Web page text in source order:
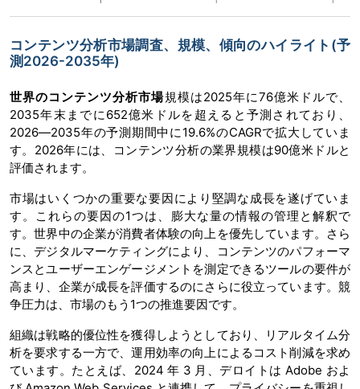
コンテンツ分析市場調査、規模、傾向のハイライト(予
測2026-2035年)
世界のコンテンツ分析市場規模は2025年に76億米ドルで、
2035年末までに652億米ドルを超えると予測されており、
2026―2035年の予測期間中に19.6%のCAGRで拡大していま
す。2026年には、コンテンツ分析の業界規模は90億米ドルと
評価されます。
市場はいくつかの重要な要因により堅調な成長を遂げていま
す。これらの要因の1つは、膨大な量の情報の管理と解釈で
す。世界中の企業が消費者体験の向上を優先しています。さら
に、デジタルマーケティングにより、コンテンツのパフォーマ
ンスとユーザーエンゲージメントを測定できるツールの要件が
高まり、企業が成長を評価するのにさらに役立っています。競
争圧力は、市場のもう1つの推進要因です。
組織は戦略的優位性を獲得しようとしており、リアルタイム分
析を要求する一方で、運用効率の向上によるコスト削減を求め
ています。たとえば、2024 年 3 月、デロイトは Adob​​e およ